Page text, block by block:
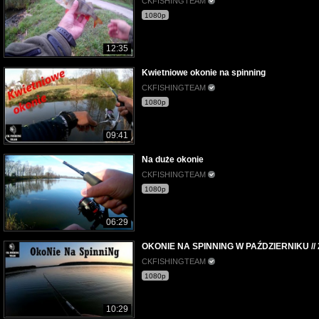
12:35
1080p
09:41
Kwietniowe okonie na spinning
CKFISHINGTEAM
1080p
06:29
Na duże okonie
CKFISHINGTEAM
1080p
10:29
OKONIE NA SPINNING W PAŹDZIERNIKU //
CKFISHINGTEAM
1080p